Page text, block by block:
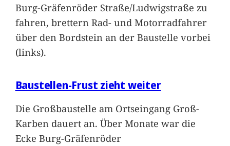
Burg-Gräfenröder Straße/Ludwigstraße zu
fahren, brettern Rad- und Motorradfahrer
über den Bordstein an der Baustelle vorbei
(links).
Baustellen-Frust zieht weiter
Die Großbaustelle am Ortseingang Groß-
Karben dauert an. Über Monate war die
Ecke Burg-Gräfenröder